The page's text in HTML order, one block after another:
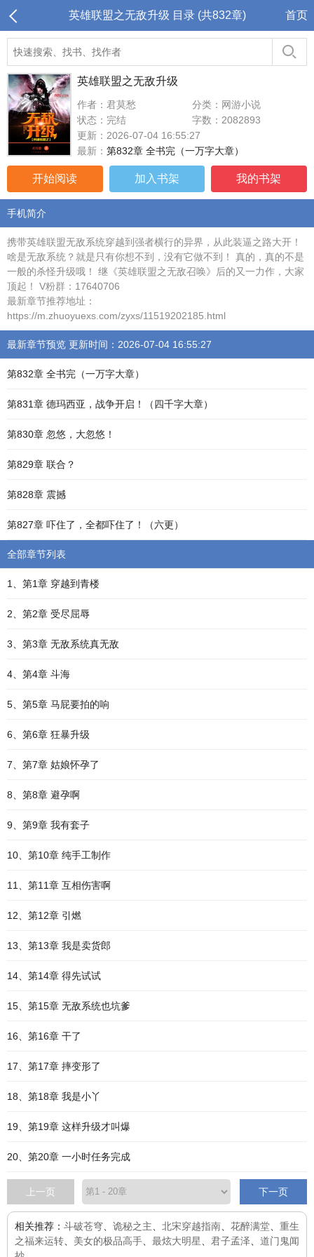
英雄联盟之无敌升级 目录 (共832章) 首页
英雄联盟之无敌升级
作者：君莫愁
分类：网游小说
状态：完结
字数：2082893
更新：2026-07-04 16:55:27
最新： 第832章 全书完（一万字大章）
开始阅读 加入书架 我的书架
手机简介
携带英雄联盟无敌系统穿越到强者横行的异界，从此装逼之路大开！
啥是无敌系统？就是只有你想不到，没有它做不到！ 真的，真的不是
一般的杀怪升级哦！ 继《英雄联盟之无敌召唤》后的又一力作，大家
顶起！ V粉群：17640706
最新章节推荐地址：
https://m.zhuoyuexs.com/zyxs/11519202185.html
最新章节预览 更新时间：2026-07-04 16:55:27
第832章 全书完（一万字大章）
第831章 德玛西亚，战争开启！（四千字大章）
第830章 忽悠，大忽悠！
第829章 联合？
第828章 震撼
第827章 吓住了，全都吓住了！（六更）
全部章节列表
1、第1章 穿越到青楼
2、第2章 受尽屈辱
3、第3章 无敌系统真无敌
4、第4章 斗海
5、第5章 马屁要拍的响
6、第6章 狂暴升级
7、第7章 姑娘怀孕了
8、第8章 避孕啊
9、第9章 我有套子
10、第10章 纯手工制作
11、第11章 互相伤害啊
12、第12章 引燃
13、第13章 我是卖货郎
14、第14章 得先试试
15、第15章 无敌系统也坑爹
16、第16章 干了
17、第17章 摔变形了
18、第18章 我是小丫
19、第19章 这样升级才叫爆
20、第20章 一小时任务完成
上一页 下一页
相关推荐： 斗破苍穹 诡秘之主 北宋穿越指南 花醉满堂
重生
之福来运转
美女的极品高手 最炫大明星 君子孟泽
道门鬼闻